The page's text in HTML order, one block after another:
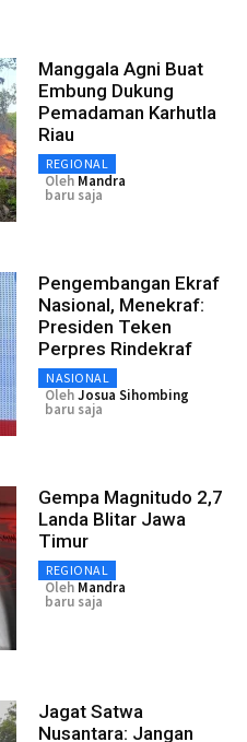
Manggala Agni Buat
Embung Dukung
Pemadaman Karhutla
Riau
REGIONAL
Oleh Mandra
baru saja
Pengembangan Ekraf
Nasional, Menekraf:
Presiden Teken
Perpres Rindekraf
NASIONAL
OlehJosua Sihombing
baru saja
Gempa Magnitudo 2,7
Landa Blitar Jawa
Timur
REGIONAL
Oleh Mandra
baru saja
Jagat Satwa
Nusantara: Jangan